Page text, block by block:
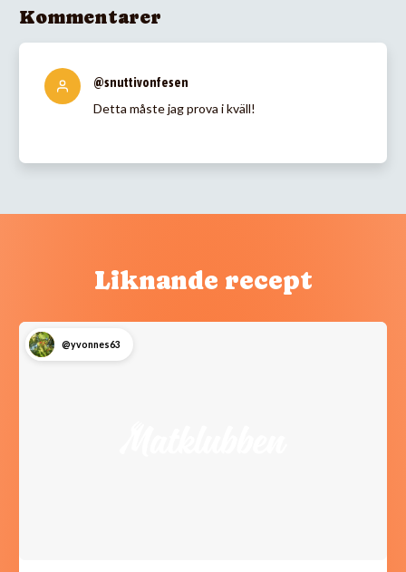
Kommentarer
@snuttivonfesen
Detta måste jag prova i kväll!
Liknande recept
@yvonnes63